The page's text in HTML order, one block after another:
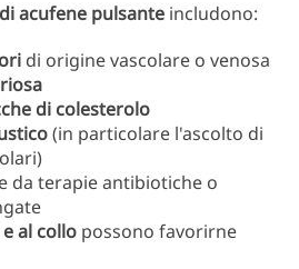
acufene pulsante includono:
di origine vascolare o venosa
di colesterolo
(in particolare l'ascolto di
da terapie antibiotiche o
al collo possono favorirne